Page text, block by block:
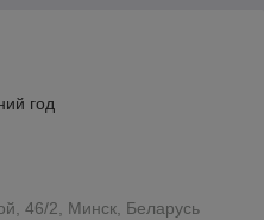
год
46/2, Минск, Беларусь